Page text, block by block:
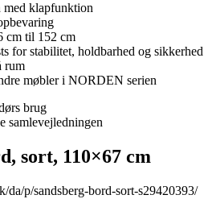
med klapfunktion
cm til 152 cm
for stabilitet, holdbarhed og sikkerhed
rum
møbler i NORDEN serien
brug
samlevejledningen
sort, 110×67 cm
da/p/sandsberg-bord-sort-s29420393/